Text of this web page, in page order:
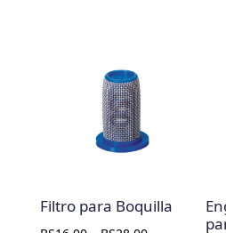
Filtro para Boquilla